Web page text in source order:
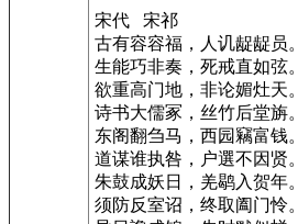
宋代 宋祁
古有容容福，人讥龊龊员。
生能巧非奏，死戒直如弦。
欲重高门地，非论媚灶天。
诗书大儒冢，丝竹后堂旃。
东阁翻刍马，西园竊富钱。
道谋谁执咎，户選不因贤。
朱鼓成妖日，羌鹖入贺年。
须防反室诏，终取阖门怜。